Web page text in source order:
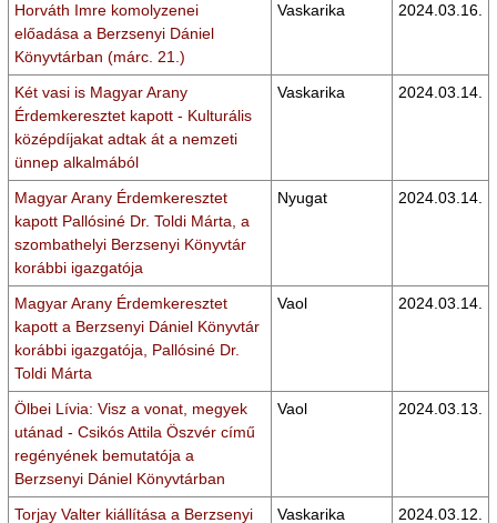
Horváth Imre komolyzenei
előadása a Berzsenyi Dániel
Könyvtárban (márc. 21.)
Vaskarika 2024.03.16.
Két vasi is Magyar Arany
Érdemkeresztet kapott - Kulturális
középdíjakat adtak át a nemzeti
ünnep alkalmából
Vaskarika 2024.03.14.
Magyar Arany Érdemkeresztet
kapott Pallósiné Dr. Toldi Márta, a
szombathelyi Berzsenyi Könyvtár
korábbi igazgatója
Nyugat 2024.03.14.
Magyar Arany Érdemkeresztet
kapott a Berzsenyi Dániel Könyvtár
korábbi igazgatója, Pallósiné Dr.
Toldi Márta
Vaol 2024.03.14.
Ölbei Lívia: Visz a vonat, megyek
utánad - Csikós Attila Öszvér című
regényének bemutatója a
Berzsenyi Dániel Könyvtárban
Vaol 2024.03.13.
Torjay Valter kiállítása a Berzsenyi
Vaskarika 2024.03.12.